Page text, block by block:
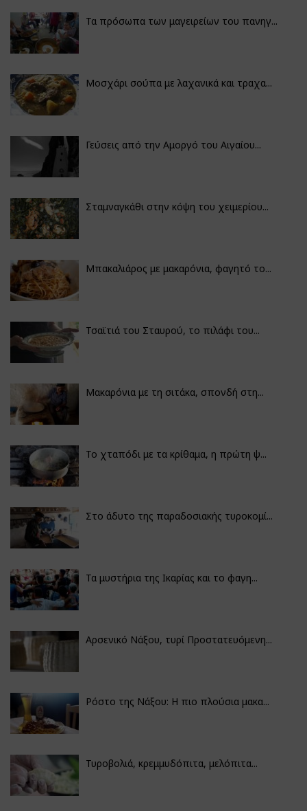
Τα πρόσωπα των μαγειρείων του πανηγ...
Μοσχάρι σούπα με λαχανικά και τραχα...
Γεύσεις από την Αμοργό του Αιγαίου...
Σταμναγκάθι στην κόψη του χειμερίου...
Μπακαλιάρος με μακαρόνια, φαγητό το...
Τσαϊτιά του Σταυρού, το πιλάφι του...
Μακαρόνια με τη σιτάκα, σπονδή στη...
Το χταπόδι με τα κρίθαμα, η πρώτη ψ...
Στο άδυτο της παραδοσιακής τυροκομί...
Τα μυστήρια της Ικαρίας και το φαγη...
Αρσενικό Νάξου, τυρί Προστατευόμενη...
Ρόστο της Νάξου: Η πιο πλούσια μακα...
Τυροβολιά, κρεμμυδόπιτα, μελόπιτα...